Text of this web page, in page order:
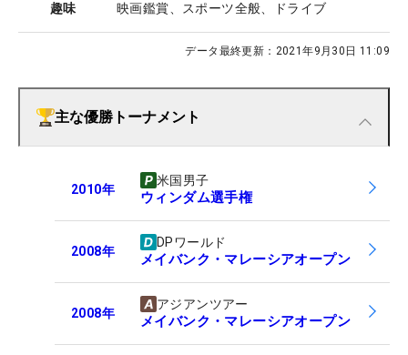
趣味 映画鑑賞、スポーツ全般、ドライブ
データ最終更新： 2021年9月30日 11:09
主な優勝トーナメント
2010年
米国男子
ウィンダム選手権
2008年
DPワールド
メイバンク・マレーシアオープン
2008年
アジアンツアー
メイバンク・マレーシアオープン